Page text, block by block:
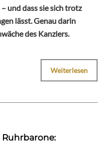
und dass sie sich trotz
lässt. Genau darin
des Kanzlers.
Weiterlesen